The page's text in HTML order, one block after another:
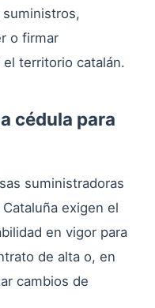
suministros,
o firmar
territorio catalán.
cédula para
suministradoras
exigen el
en vigor para
de alta o, en
cambios de